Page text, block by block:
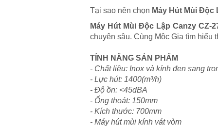
Tại sao nên chọn Máy Hút Mùi Độc
Máy Hút Mùi Độc Lập Canzy CZ-
chuyên sâu. Cùng Mộc Gia tìm hiểu
TÍNH NĂNG SẢN PHẨM
- Chất liệu: Inox và kính đen sang
- Lực hút: 1400(m³/h)
- Độ ồn: <45dBA
- Ống thoát: 150mm
- Kích thước: 700mm
- Máy hút mùi kính vát vòm